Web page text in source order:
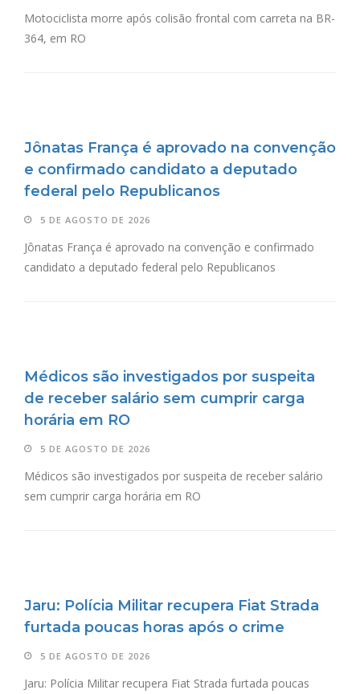
Motociclista morre após colisão frontal com carreta na BR-
364, em RO
Jônatas França é aprovado na convenção
e confirmado candidato a deputado
federal pelo Republicanos
5 DE AGOSTO DE 2026
Jônatas França é aprovado na convenção e confirmado
candidato a deputado federal pelo Republicanos
Médicos são investigados por suspeita
de receber salário sem cumprir carga
horária em RO
5 DE AGOSTO DE 2026
Médicos são investigados por suspeita de receber salário
sem cumprir carga horária em RO
Jaru: Polícia Militar recupera Fiat Strada
furtada poucas horas após o crime
5 DE AGOSTO DE 2026
Jaru: Polícia Militar recupera Fiat Strada furtada poucas